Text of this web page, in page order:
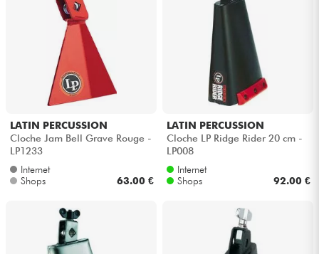
LATIN PERCUSSION
Cloche Jam Bell Grave Rouge -
LP1233
Internet
Shops
63.00 €
LATIN PERCUSSION
Cloche LP Ridge Rider 20 cm -
LP008
Internet
Shops
92.00 €